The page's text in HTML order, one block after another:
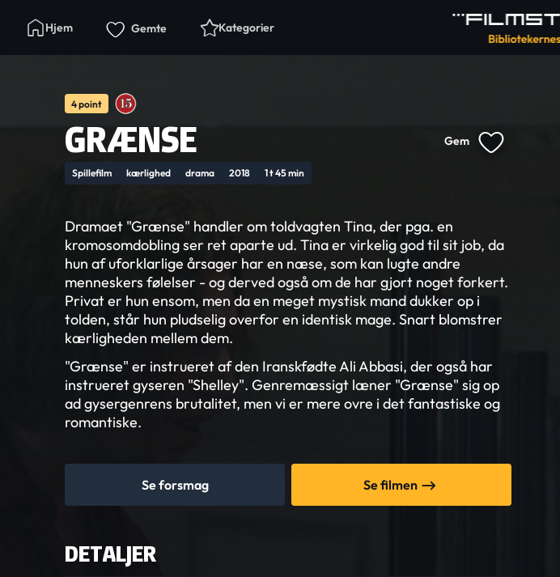
Hjem Gemte Kategorier
4 point
GRÆNSE Gem
Spillefilm kærlighed drama 2018 1 t 45 min
Dramaet "Grænse" handler om toldvagten Tina, der pga. en
kromosomdobling ser ret aparte ud. Tina er virkelig god til sit job, da
hun af uforklarlige årsager har en næse, som kan lugte andre
menneskers følelser - og derved også om de har gjort noget forkert.
Privat er hun ensom, men da en meget mystisk mand dukker op i
tolden, står hun pludselig overfor en identisk mage. Snart blomstrer
kærligheden mellem dem.
"Grænse" er instrueret af den Iranskfødte Ali Abbasi, der også har
instrueret gyseren "Shelley". Genremæssigt læner "Grænse" sig op
ad gysergenrens brutalitet, men vi er mere ovre i det fantastiske og
romantiske.
Se forsmag Se filmen
DETALJER